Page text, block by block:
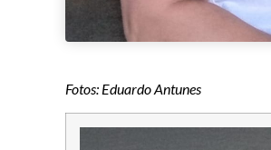
Fotos: Eduardo Antunes